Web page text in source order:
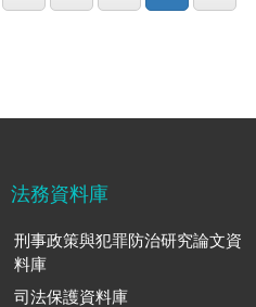
法務資料庫
刑事政策與犯罪防治研究論文資
料庫
司法保護資料庫